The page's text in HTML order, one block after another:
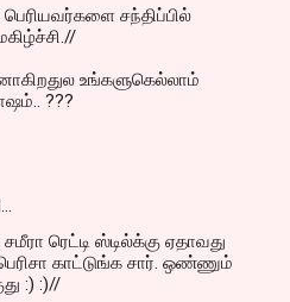
சந்திப்பில்
உங்களுகெல்லாம்
???
ரெட்டி ஸ்டில்க்கு ஏதாவது
காட்டுங்க சார். ஒண்ணும்
:) :)//